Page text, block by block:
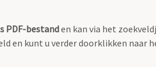
PDF-bestanden kan via het
en kunt u verder doorklikken naar